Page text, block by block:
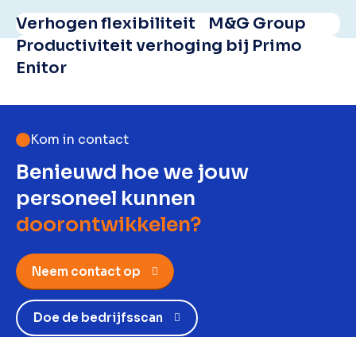
Verhogen flexibiliteit M&G Group
Productiviteit verhoging bij Primo
Enitor
Kom in contact
Benieuwd hoe we jouw
personeel kunnen
doorontwikkelen?
Neem contact op
Doe de bedrijfsscan